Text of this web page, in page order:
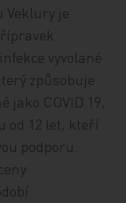
Veklury je
vyvolané
způsobuje
jako COVID 19,
od 12 let, kteří
podporu.